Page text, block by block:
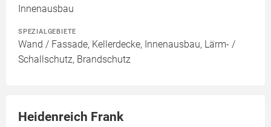
Innenausbau
SPEZIALGEBIETE
Wand / Fassade, Kellerdecke, Innenausbau, Lärm- /
Schallschutz, Brandschutz
Heidenreich Frank